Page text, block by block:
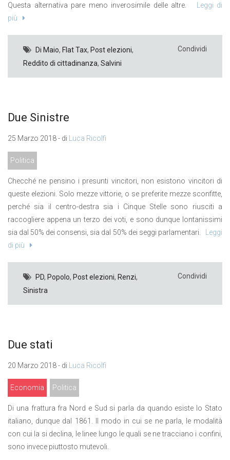
Questa alternativa pare meno inverosimile delle altre.
Leggi di
più
Di Maio, Flat Tax, Post elezioni,
Reddito di cittadinanza, Salvini
Condividi
Due Sinistre
25 Marzo 2018 - di Luca Ricolfi
Politica
Checché ne pensino i presunti vincitori, non esistono vincitori di
queste elezioni. Solo mezze vittorie, o se preferite mezze sconfitte,
perché sia il centro-destra sia i Cinque Stelle sono riusciti a
raccogliere appena un terzo dei voti, e sono dunque lontanissimi
sia dal 50% dei consensi, sia dal 50% dei seggi parlamentari.
Leggi
di più
PD, Popolo, Post elezioni, Renzi,
Sinistra
Condividi
Due stati
20 Marzo 2018 - di Luca Ricolfi
Economia Politica
Di una frattura fra Nord e Sud si parla da quando esiste lo Stato
italiano, dunque dal 1861. Il modo in cui se ne parla, le modalità
con cui la si declina, le linee lungo le quali se ne tracciano i confini,
sono invece piuttosto mutevoli.